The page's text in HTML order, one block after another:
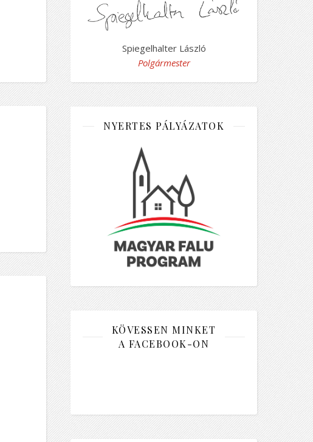
Spiegelhalter László
Polgármester
NYERTES PÁLYÁZATOK
KÖVESSEN MINKET
A FACEBOOK-ON